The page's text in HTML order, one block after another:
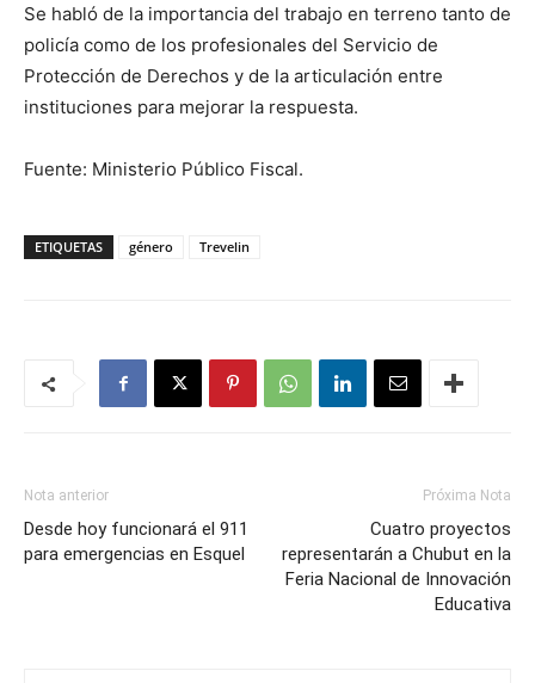
Se habló de la importancia del trabajo en terreno tanto de
policía como de los profesionales del Servicio de
Protección de Derechos y de la articulación entre
instituciones para mejorar la respuesta.
Fuente: Ministerio Público Fiscal.
ETIQUETAS género Trevelin
Nota anterior
Desde hoy funcionará el 911
para emergencias en Esquel
Próxima Nota
Cuatro proyectos
representarán a Chubut en la
Feria Nacional de Innovación
Educativa